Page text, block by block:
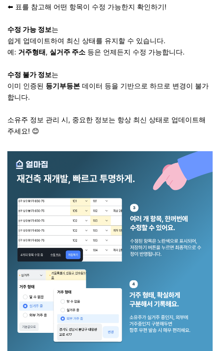
⬅️ 표를 참고해 어떤 항목이 수정 가능한지 확인하기!
수정 가능 정보는
쉽게 업데이트하여 최신 상태를 유지할 수 있습니다.
예: 거주형태, 실거주 주소 등은 언제든지 수정 가능합니다.
수정 불가 정보는
이미 인증된 등기부등본 데이터 등을 기반으로 하므로 변경이 불가
합니다.
소유주 정보 관리 시, 중요한 정보는 항상 최신 상태로 업데이트해
주세요! 😊